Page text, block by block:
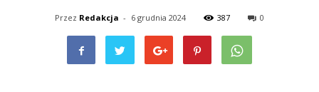
Przez Redakcja - 6 grudnia 2024 387 0